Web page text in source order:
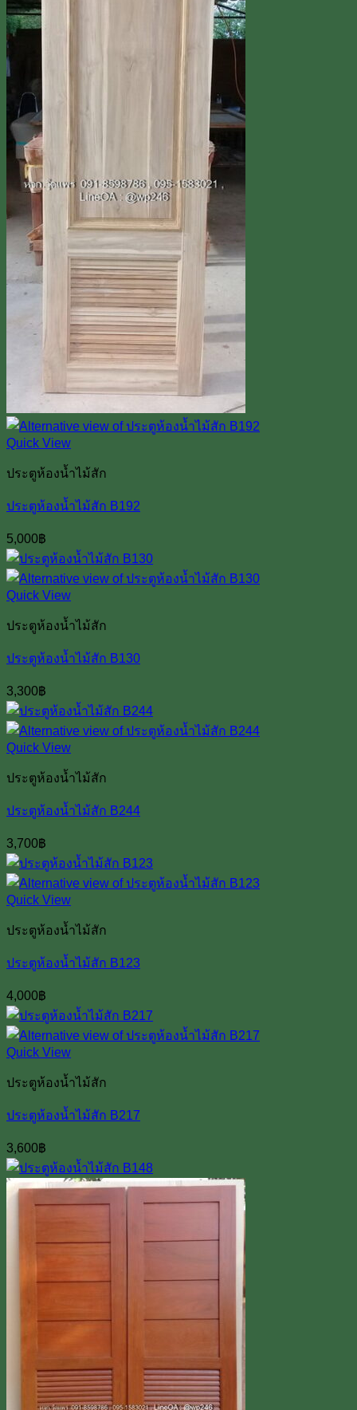
Quick View
ประตูห้องน้ำไม้สัก
ประตูห้องน้ำไม้สัก B192
5,000฿
Quick View
ประตูห้องน้ำไม้สัก
ประตูห้องน้ำไม้สัก B130
3,300฿
Quick View
ประตูห้องน้ำไม้สัก
ประตูห้องน้ำไม้สัก B244
3,700฿
Quick View
ประตูห้องน้ำไม้สัก
ประตูห้องน้ำไม้สัก B123
4,000฿
Quick View
ประตูห้องน้ำไม้สัก
ประตูห้องน้ำไม้สัก B217
3,600฿